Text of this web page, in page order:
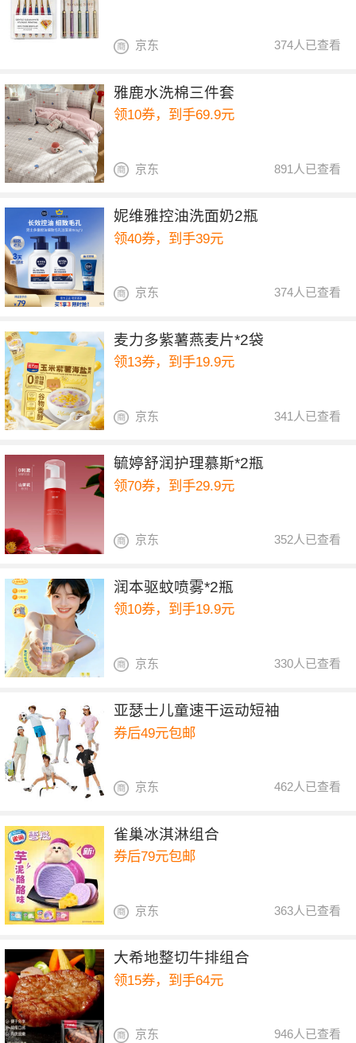
374人已查看
京东
雅鹿水洗棉三件套
领10券，到手69.9元
891人已查看
京东
妮维雅控油洗面奶2瓶
领40券，到手39元
374人已查看
京东
麦力多紫薯燕麦片*2袋
领13券，到手19.9元
341人已查看
京东
毓婷舒润护理慕斯*2瓶
领70券，到手29.9元
352人已查看
京东
润本驱蚊喷雾*2瓶
领10券，到手19.9元
330人已查看
京东
亚瑟士儿童速干运动短袖
券后49元包邮
462人已查看
京东
雀巢冰淇淋组合
券后79元包邮
363人已查看
京东
大希地整切牛排组合
领15券，到手64元
946人已查看
京东